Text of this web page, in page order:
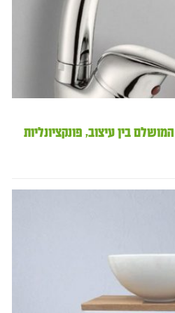
בין עיצוב, פונקציונליות